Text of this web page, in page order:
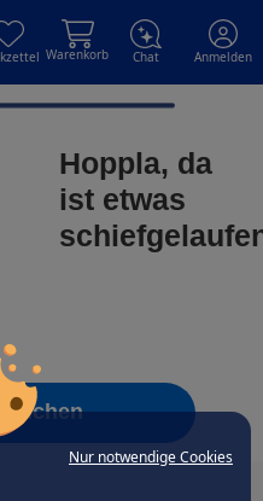
Nur notwendige Cookies
Warenkorb Chat Anmelden
Hoppla, da
ist etwas